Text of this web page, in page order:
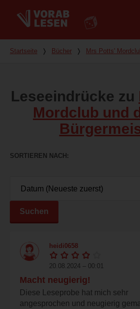
Du bist hier
Startseite ❭ Bücher ❭ Mrs Potts'
Leseeindrücke zu
Mordclub und
SORTIEREN NACH
Suchen
heidi0658
20.08.2024 – 00:01
Macht neugierig!
Diese Leseprobe hat mich sehr
angesprochen und neugierig